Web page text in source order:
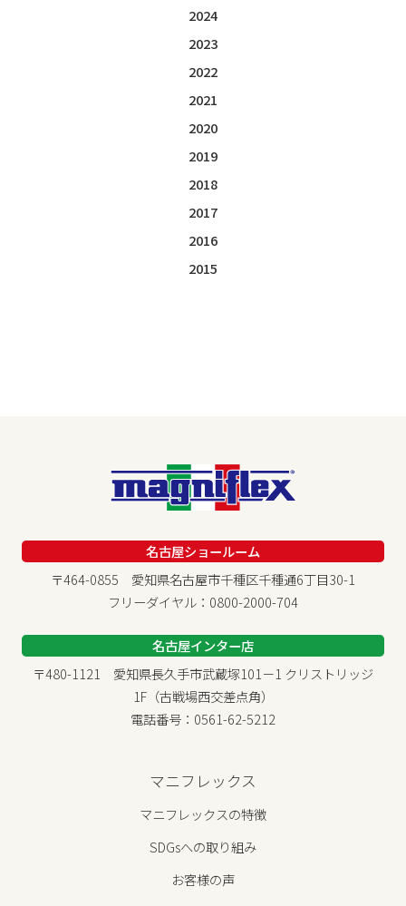
2024
2023
2022
2021
2020
2019
2018
2017
2016
2015
名古屋ショールーム
〒464-0855 愛知県名古屋市千種区千種通6丁目30-1
フリーダイヤル：0800-2000-704
名古屋インター店
〒480-1121 愛知県長久手市武蔵塚101－1 クリストリッジ
1F（古戦場西交差点角）
電話番号：0561-62-5212
マニフレックス
マニフレックスの特徴
SDGsへの取り組み
お客様の声